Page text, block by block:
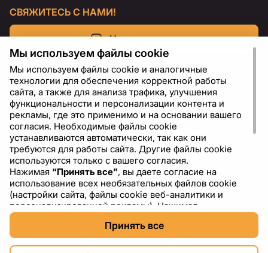
СВЯЖИТЕСЬ С НАМИ!
Напишите нам
RU USD - US Dollar ($)
Мы используем файлы cookie
Мы используем файлы cookie и аналогичные
технологии для обеспечения корректной работы
сайта, а также для анализа трафика, улучшения
функциональности и персонализации контента и
рекламы, где это применимо и на основании вашего
согласия. Необходимые файлы cookie
устанавливаются автоматически, так как они
требуются для работы сайта. Другие файлы cookie
используются только с вашего согласия.
Нажимая “Принять все”, вы даете согласие на
использование всех необязательных файлов cookie
(настройки сайта, файлы cookie веб-аналитики и
персонализированной рекламы). Нажимая
“Отклонить все”
необходимые файлы cookie. Нажимая
cookie”, вы можете выбрать, какие категории файлов
Принять все